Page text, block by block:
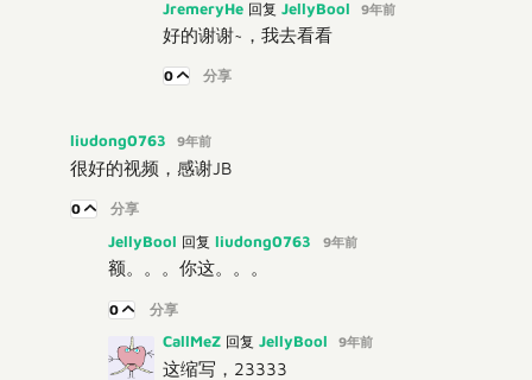
JremeryHe 回复 JellyBool 9年前
好的谢谢~，我去看看
0 分享
liudong0763 9年前
很好的视频，感谢JB
0 分享
JellyBool 回复 liudong0763 9年前
额。。。你这。。。
0 分享
CallMeZ 回复 JellyBool 9年前
这缩写，23333